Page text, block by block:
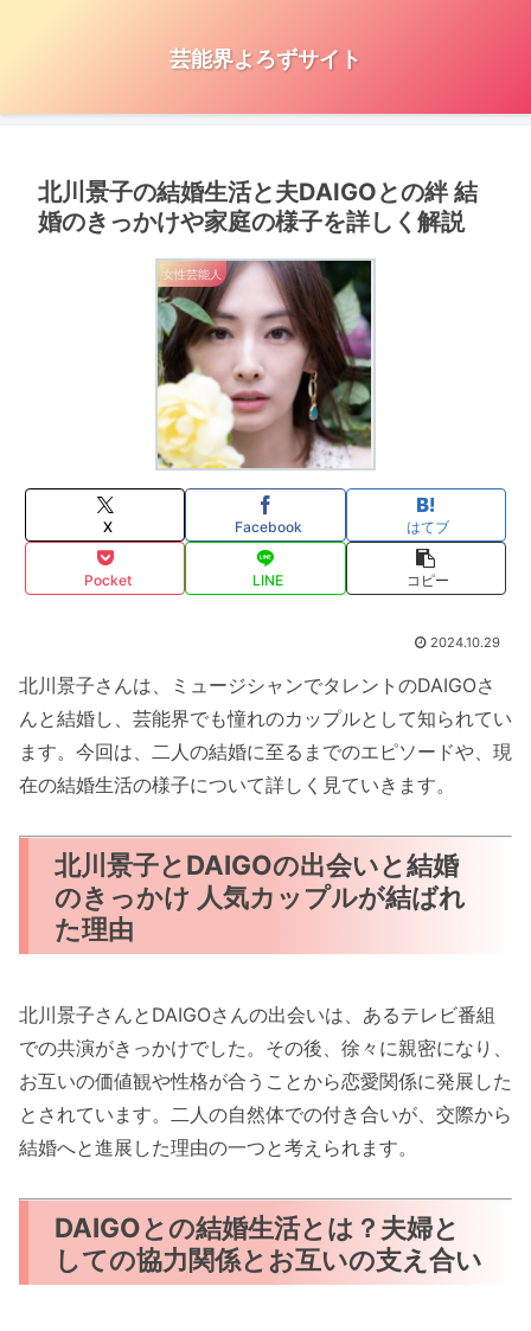
芸能界よろずサイト
北川景子の結婚生活と夫DAIGOとの絆 結
婚のきっかけや家庭の様子を詳しく解説
女性芸能人
X Facebook はてブ
Pocket LINE コピー
2024.10.29
北川景子さんは、ミュージシャンでタレントのDAIGOさ
んと結婚し、芸能界でも憧れのカップルとして知られてい
ます。今回は、二人の結婚に至るまでのエピソードや、現
在の結婚生活の様子について詳しく見ていきます。
北川景子とDAIGOの出会いと結婚
のきっかけ 人気カップルが結ばれ
た理由
北川景子さんとDAIGOさんの出会いは、あるテレビ番組
での共演がきっかけでした。その後、徐々に親密になり、
お互いの価値観や性格が合うことから恋愛関係に発展した
とされています。二人の自然体での付き合いが、交際から
結婚へと進展した理由の一つと考えられます。
DAIGOとの結婚生活とは？夫婦と
しての協力関係とお互いの支え合い